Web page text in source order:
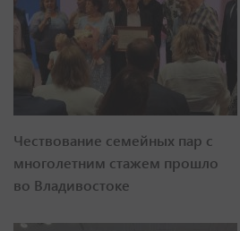
Чествование семейных пар с
многолетним стажем прошло
во Владивостоке